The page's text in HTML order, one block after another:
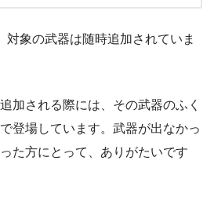
対象の武器は随時追加されていま
加される際には、その武器のふく
登場しています。武器が出なかっ
た方にとって、ありがたいです